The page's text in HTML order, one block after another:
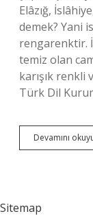
Elâzığ,
demek? Yani
rengarenktir.
temiz olan
karışık renkli
Türk Dil
Devamını
Sitemap